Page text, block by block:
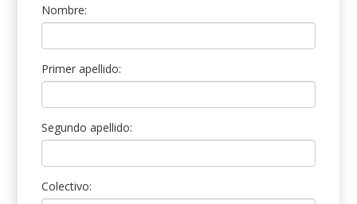
Nombre:
Primer apellido:
Segundo apellido:
Colectivo: